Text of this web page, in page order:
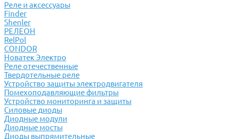
Реле и аксессуары
Finder
Shenler
РЕЛЕОН
RelPol
CONDOR
Новатек Электро
Реле отечественные
Твердотельные реле
Устройство защиты электродвигателя
Помехоподавляющие фильтры
Устройство мониторинга и защиты
Силовые диоды
Диодные модули
Диодные мосты
Диоды выпрямительные